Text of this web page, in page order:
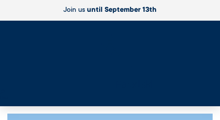
Join us until September 13th